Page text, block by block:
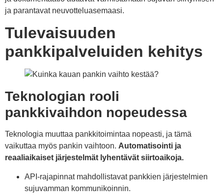
ja parantavat neuvotteluasemaasi.
Tulevaisuuden
pankkipalveluiden kehitys
Teknologian rooli
pankkivaihdon nopeudessa
Teknologia muuttaa pankkitoimintaa nopeasti, ja tämä
vaikuttaa myös pankin vaihtoon. Automatisointi ja
reaaliaikaiset järjestelmät lyhentävät siirtoaikoja.
API-rajapinnat mahdollistavat pankkien järjestelmien
sujuvamman kommunikoinnin.